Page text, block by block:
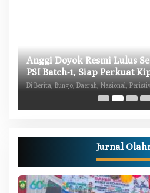
Anggi Doyok Resmi Lulus
PSI Batch-1, Siap Perkuat
Daerah
Di Berita, Bungo, Daerah, Nasional,
Jurnal